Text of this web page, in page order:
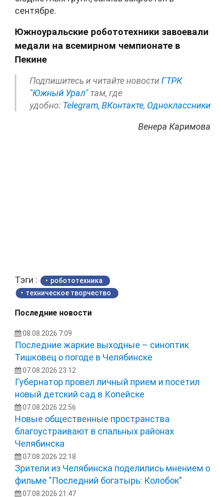
сентябре.
Южноуральские робототехники завоевали
медали на всемирном чемпионате в
Пекине
Подпишитесь и читайте новостиГТРК
"Южный Урал" там, где
удобно: Telegram, ВКонтакте, Одноклассники
Венера Каримова
Тэги :
робототехника
техническое творчество
Последние новости
08.08.2026 7:09
Последние жаркие выходные – синоптик
Тишковец о погоде в Челябинске
07.08.2026 23:12
Губернатор провел личный прием и посетил
новый детский сад в Копейске
07.08.2026 22:56
Новые общественные пространства
благоустраивают в спальных районах
Челябинска
07.08.2026 22:18
Зрители из Челябинска поделились мнением о
фильме "Последний богатырь: Колобок"
07.08.2026 21:47